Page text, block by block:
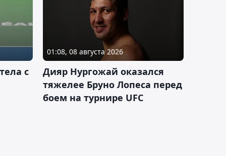
с
01:08, 08 августа 2026
Дияр Нургожай оказался
тяжелее Бруно Лопеса перед
боем на турнире UFC